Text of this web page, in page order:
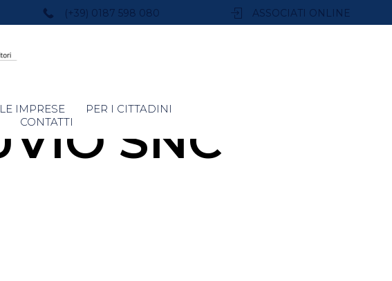
(+39) 0187 598 080 ASSOCIATI ONLINE
IMPRESE
PER I CITTADINI
CONTATTI SNC